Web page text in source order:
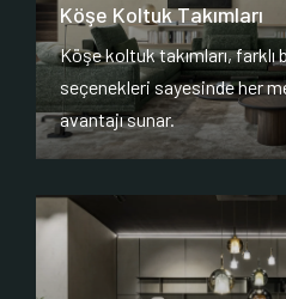
Köşe Koltuk Takımları
Köşe koltuk takımları, farklı
seçenekleri sayesinde her
avantajı sunar.